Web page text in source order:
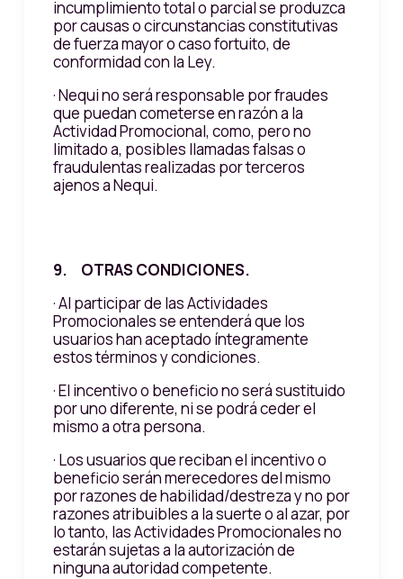
incumplimiento total o parcial se produzca
por causas o circunstancias constitutivas
de fuerza mayor o caso fortuito, de
conformidad con la Ley.
· Nequi no será responsable por fraudes
que puedan cometerse en razón a la
Actividad Promocional, como, pero no
limitado a, posibles llamadas falsas o
fraudulentas realizadas por terceros
ajenos a Nequi.
9. OTRAS CONDICIONES.
· Al participar de las Actividades
Promocionales se entenderá que los
usuarios han aceptado íntegramente
estos términos y condiciones.
· El incentivo o beneficio no será sustituido
por uno diferente, ni se podrá ceder el
mismo a otra persona.
· Los usuarios que reciban el incentivo o
beneficio serán merecedores del mismo
por razones de habilidad/destreza y no por
razones atribuibles a la suerte o al azar, por
lo tanto, las Actividades Promocionales no
estarán sujetas a la autorización de
ninguna autoridad competente.